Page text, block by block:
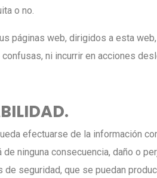
o no.
páginas web, dirigidos a esta
ni incurrir en acciones
efectuarse de la información
ninguna consecuencia, daño o
seguridad, que se puedan